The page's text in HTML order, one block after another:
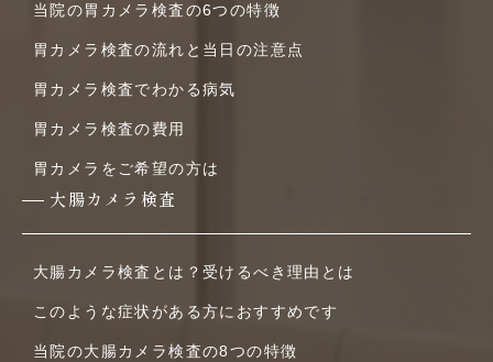
当院の胃カメラ検査の6つの特徴
胃カメラ検査の流れと当日の注意点
胃カメラ検査でわかる病気
胃カメラ検査の費用
胃カメラをご希望の方は
大腸カメラ検査
大腸カメラ検査とは？受けるべき理由とは
このような症状がある方におすすめです
当院の大腸カメラ検査の8つの特徴